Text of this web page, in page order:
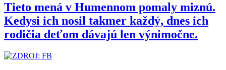
Tieto mená v Humennom pomaly miznú.
Kedysi ich nosil takmer každý, dnes ich
rodičia deťom dávajú len výnimočne.